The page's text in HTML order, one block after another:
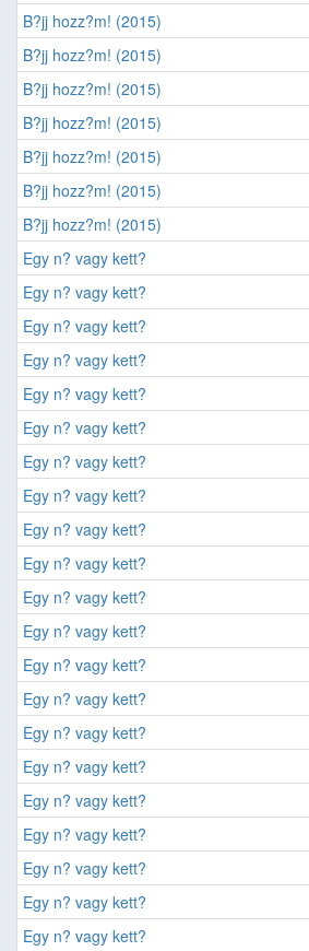
B?jj hozz?m! (2015)
B?jj hozz?m! (2015)
B?jj hozz?m! (2015)
B?jj hozz?m! (2015)
B?jj hozz?m! (2015)
B?jj hozz?m! (2015)
B?jj hozz?m! (2015)
Egy n? vagy kett?
Egy n? vagy kett?
Egy n? vagy kett?
Egy n? vagy kett?
Egy n? vagy kett?
Egy n? vagy kett?
Egy n? vagy kett?
Egy n? vagy kett?
Egy n? vagy kett?
Egy n? vagy kett?
Egy n? vagy kett?
Egy n? vagy kett?
Egy n? vagy kett?
Egy n? vagy kett?
Egy n? vagy kett?
Egy n? vagy kett?
Egy n? vagy kett?
Egy n? vagy kett?
Egy n? vagy kett?
Egy n? vagy kett?
Egy n? vagy kett?